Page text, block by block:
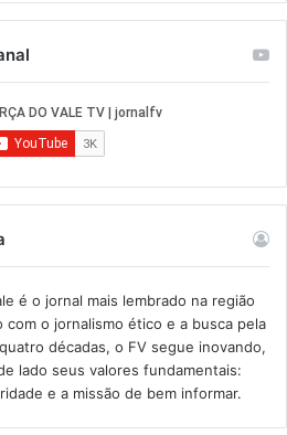
é o jornal mais lembrado na região
o jornalismo ético e a busca pela
décadas, o FV segue inovando,
lado seus valores fundamentais:
e a missão de bem informar.​